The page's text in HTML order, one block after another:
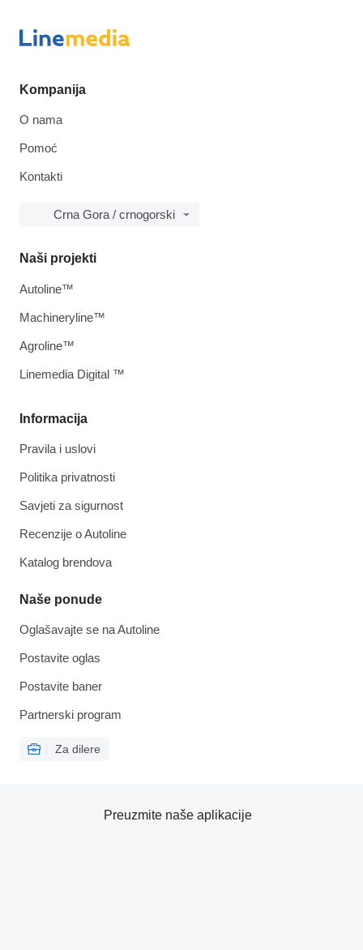
Kompanija
O nama
Pomoć
Kontakti
Crna Gora / crnogorski
Informacija
Pravila i uslovi
Politika privatnosti
Savjeti za sigurnost
Recenzije o Autoline
Katalog brendova
Naše ponude
Oglašavajte se na Autoline
Postavite oglas
Postavite baner
Partnerski program
Za dilere
Naši projekti
Autoline™
Machineryline™
Agroline™
Linemedia Digital ™
Preuzmite naše aplikacije